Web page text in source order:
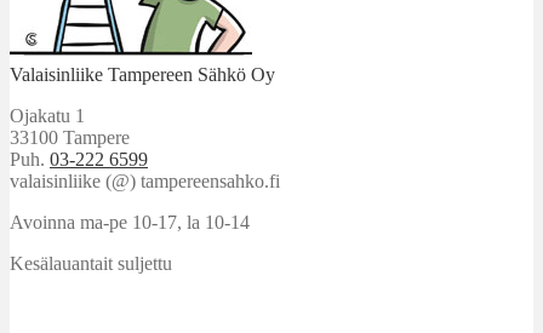
Valaisinliike Tampereen Sähkö Oy
Ojakatu 1
33100 Tampere
Puh. 03-222 6599
valaisinliike (@) tampereensahko.fi
Avoinna ma-pe 10-17, la 10-14
Kesälauantait suljettu